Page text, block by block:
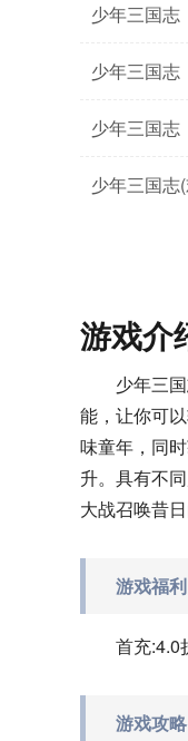
少年三国志
少年三国志
少年三国志
少年三国志
游戏介
少年三
能，让你可
味童年，同
升。具有不
大战召唤昔
游戏福利
首充:4.0
游戏攻略